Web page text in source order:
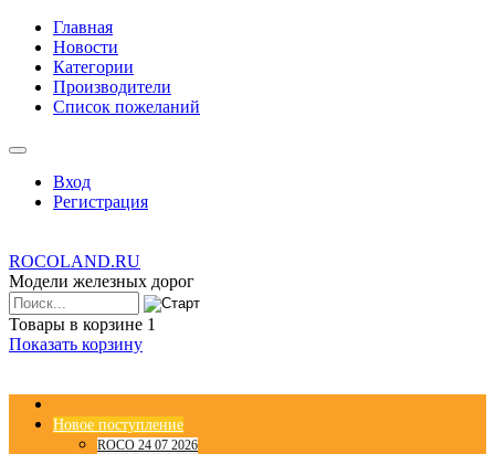
Главная
Новости
Категории
Производители
Список пожеланий
Вход
Регистрация
ROCOLAND.RU
Модели железных дорог
Товары в корзине 1
Показать корзину
Новое поступление
ROCO 24 07 2026